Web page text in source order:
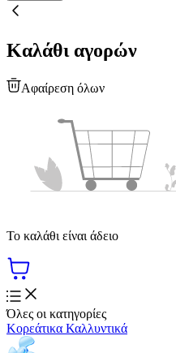
Καλάθι αγορών
Αφαίρεση όλων
Το καλάθι είναι άδειο
Όλες οι κατηγορίες
Κορεάτικα Καλλυντικά